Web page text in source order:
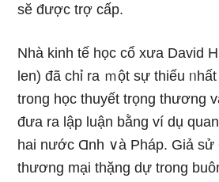
sӗ được trợ cấp.
Nhà kinh tế học cổ xưa David
len) đã chỉ ra ｍột sự thiếu
trong học thuyết trọng thương
đưa ra lập luận bằng ví dụ
hai nước Ɑnh ∨à Pháp. Giả sử
thương mại thặng dự trong